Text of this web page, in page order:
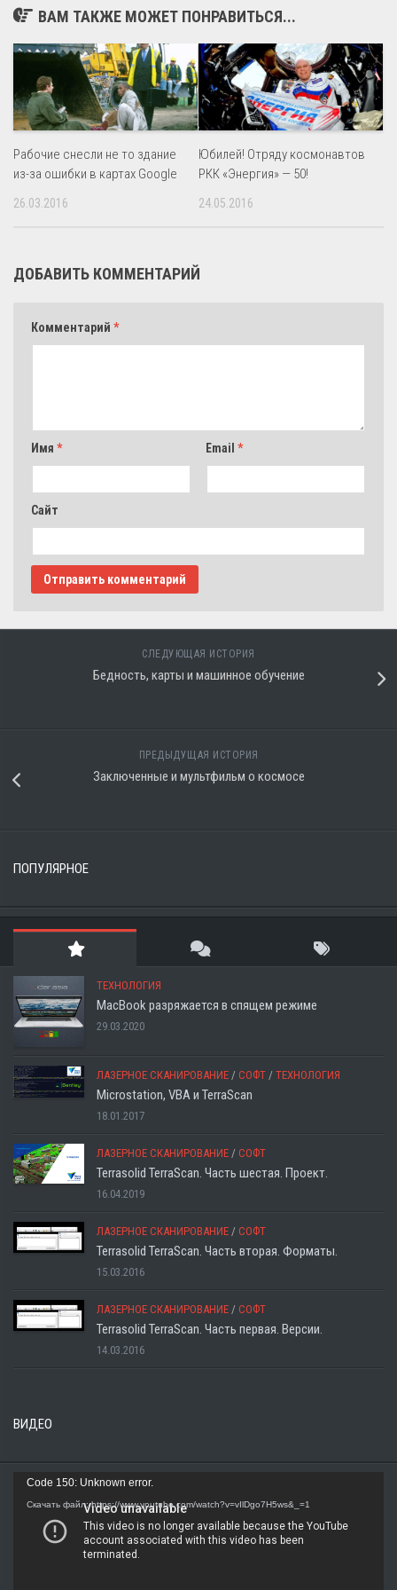
ВАМ ТАКЖЕ МОЖЕТ ПОНРАВИТЬСЯ...
Рабочие снесли не то здание
из-за ошибки в картах Google
26.03.2016
Юбилей! Отряду космонавтов
РКК «Энергия» — 50!
24.05.2016
ДОБАВИТЬ КОММЕНТАРИЙ
Комментарий *
Имя * Email *
Сайт
СЛЕДУЮЩАЯ ИСТОРИЯ
Бедность, карты и машинное обучение
ПРЕДЫДУЩАЯ ИСТОРИЯ
Заключенные и мультфильм о космосе
ПОПУЛЯРНОЕ
ТЕХНОЛОГИЯ
MacBook разряжается в спящем режиме
29.03.2020
ЛАЗЕРНОЕ СКАНИРОВАНИЕ / СОФТ / ТЕХНОЛОГИЯ
Microstation, VBA и TerraScan
18.01.2017
ЛАЗЕРНОЕ СКАНИРОВАНИЕ / СОФТ
Terrasolid TerraScan. Часть шестая. Проект.
16.04.2019
ЛАЗЕРНОЕ СКАНИРОВАНИЕ / СОФТ
Terrasolid TerraScan. Часть вторая. Форматы.
15.03.2016
ЛАЗЕРНОЕ СКАНИРОВАНИЕ / СОФТ
Terrasolid TerraScan. Часть первая. Версии.
14.03.2016
ВИДЕО
Видеоплеер
Code 150: Unknown error.
Скачать файл: https://www.youtube.com/watch?v=vIlDgo7H5ws&_=1